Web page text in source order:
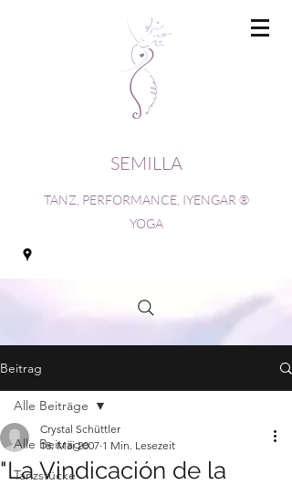
SEMILLA
TANZ, PERFORMANCE, IYENGAR ®
YOGA
Beitrag
Alle Beiträge
Tanzstücke
Alle Beiträge
"La Vindicación de la
Crystal Schüttler
18. Mai 2007 1 Min. Lesezeit